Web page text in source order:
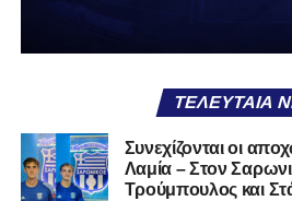
ΤΕΛΕΥΤΑΊΑ
Συνεχίζονται οι
Λαμία – Στον
Τρούμπουλος και